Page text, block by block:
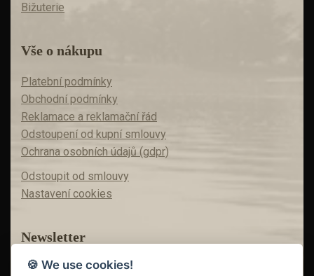
Bižuterie
Vše o nákupu
Platební podmínky
Obchodní podmínky
Reklamace a reklamační řád
Odstoupení od kupní smlouvy
Ochrana osobních údajů (gdpr)
Odstoupit od smlouvy
Nastavení cookies
Newsletter
Máte zájem o akční nabídky?
🍪 We use cookies!